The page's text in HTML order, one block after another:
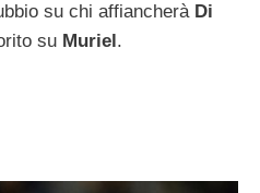
su chi affiancherà Di
su Muriel .